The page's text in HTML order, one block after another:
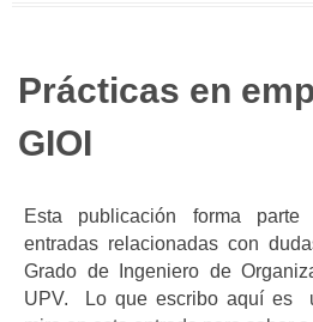
Prácticas en
GIOI
Esta publicación forma
entradas relacionadas con
Grado de Ingeniero de
UPV. Lo que escribo aquí es